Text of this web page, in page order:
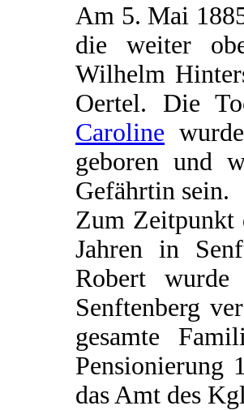
Am 5. Mai
die weiter
Wilhelm
Oertel. Die
Caroline
geboren und
Gefährtin sein.
Zum Zeitpunkt
Jahren in
Robert wurde
Senftenberg
gesamte
Pensionierung
das Amt des